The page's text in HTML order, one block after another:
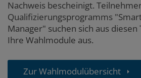
Nachweis bescheinigt.
Qualifizierungsprogramms
Manager" suchen sich aus
Ihre Wahlmodule aus.
Zur Wahlmodulübersicht